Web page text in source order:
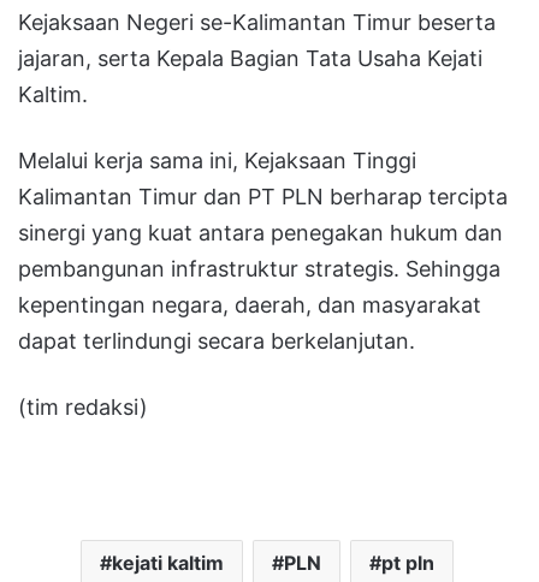
Kejaksaan Negeri se-Kalimantan Timur beserta
jajaran, serta Kepala Bagian Tata Usaha Kejati
Kaltim.
Melalui kerja sama ini, Kejaksaan Tinggi
Kalimantan Timur dan PT PLN berharap tercipta
sinergi yang kuat antara penegakan hukum dan
pembangunan infrastruktur strategis. Sehingga
kepentingan negara, daerah, dan masyarakat
dapat terlindungi secara berkelanjutan.
(tim redaksi)
kejati kaltim PLN pt pln